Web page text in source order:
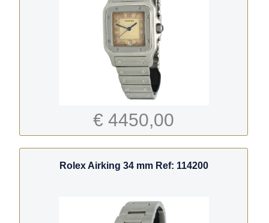
€ 4450,00
Rolex Airking 34 mm Ref: 114200